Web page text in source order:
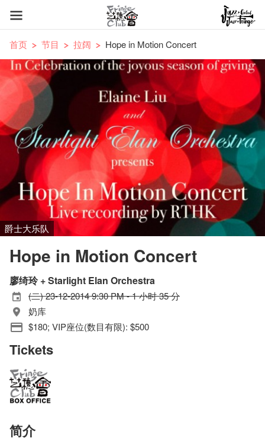
首页 节目 拉阔 Hope in Motion Concert
爵士大乐队
Hope in Motion Concert
廖绮玲 + Starlight Elan Orchestra
(二) 23-12-2014 9:30 PM - 1 小时 35 分
奶库
$180; VIP座位(数目有限): $500
Tickets
简介